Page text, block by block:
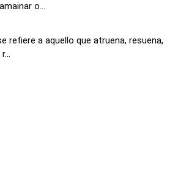
o...
refiere a aquello que atruena, resuena,